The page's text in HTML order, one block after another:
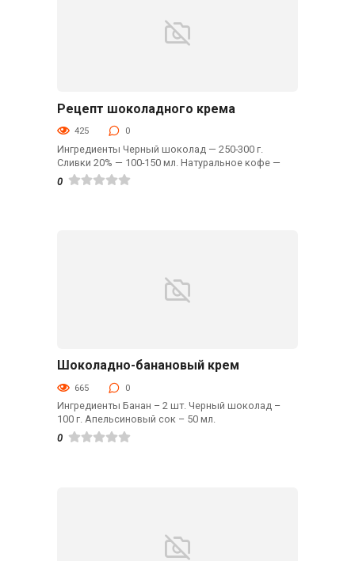
Десерты
Рецепт шоколадного крема
425 0
Ингредиенты Черный шоколад — 250-300 г.
Сливки 20% — 100-150 мл. Натуральное кофе —
0
Шоколадно-банановый крем
665 0
Ингредиенты Банан – 2 шт. Черный шоколад –
100 г. Апельсиновый сок – 50 мл.
0